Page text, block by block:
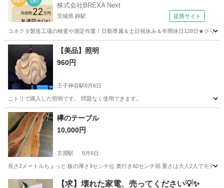
株式会社BREXA Next
茨城県 静駅 提携サイト
コネクタ製造工場の検査や測定作業！日勤専属＆土日祝休み＆年間休日128日★クリ
茨城 常陸大宮市 静駅 その他
【美品】照明
960円
王子神谷駅8月6日
ニトリで購入した照明です。 問題なく使用できます。
東京 北区 王子神谷駅
欅のテーブル
10,000円
古淵駅 8月6日
長さ2メートルちょっと 板の厚さ9センチ位 奥行き60センチ弱 重さは大人2人でモテ
東京 町田市 古淵駅 テーブル 重さ
【求】壊れた家電、売ってください💡✨